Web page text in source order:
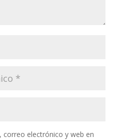
correo electrónico y web en